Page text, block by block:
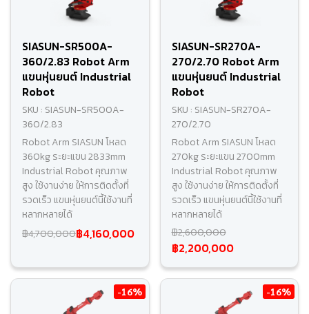
SIASUN-SR500A-
360/2.83 Robot Arm
แขนหุ่นยนต์ Industrial
Robot
SKU : SIASUN-SR500A-
360/2.83
Robot Arm SIASUN โหลด
360kg ระยะแขน 2833mm
Industrial Robot คุณภาพ
สูง ใช้งานง่าย ให้การติดตั้งที่
รวดเร็ว แขนหุ่นยนต์นี้ใช้งานที่
หลากหลายได้
฿4,700,000฿4,160,000
SIASUN-SR270A-
270/2.70 Robot Arm
แขนหุ่นยนต์ Industrial
Robot
SKU : SIASUN-SR270A-
270/2.70
Robot Arm SIASUN โหลด
270kg ระยะแขน 2700mm
Industrial Robot คุณภาพ
สูง ใช้งานง่าย ให้การติดตั้งที่
รวดเร็ว แขนหุ่นยนต์นี้ใช้งานที่
หลากหลายได้
฿2,600,000
฿2,200,000
-16% -16%